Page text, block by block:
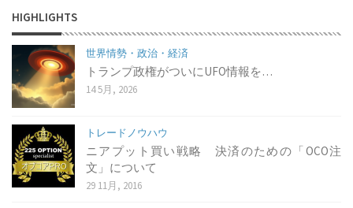
HIGHLIGHTS
世界情勢・政治・経済
トランプ政権がついにUFO情報を…
14 5月, 2026
トレードノウハウ
ニアプット買い戦略 決済のための「OCO注
文」について
29 11月, 2016